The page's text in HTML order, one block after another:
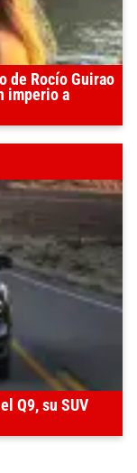
de Rocío Guirao
imperio a
Q9, su SUV